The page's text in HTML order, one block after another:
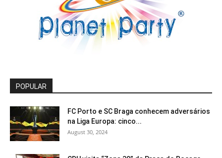
POPULAR
FC Porto e SC Braga conhecem adversários
na Liga Europa: cinco...
August 30, 2024